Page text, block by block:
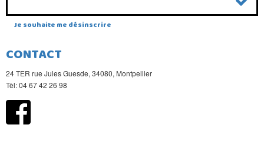
Je souhaite me désinscrire
CONTACT
24 TER rue Jules Guesde, 34080, Montpellier
Tèl: 04 67 42 26 98